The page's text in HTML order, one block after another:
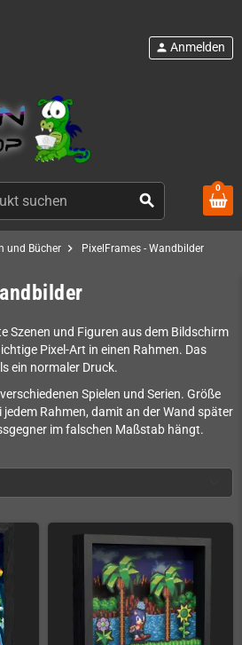
search
person Anmelden
0
und Bücher chevron_right PixelFrames - Wandbilder
Szenen und Figuren aus dem Bildschirm
Pixel-Art in einen Rahmen. Das
ein normaler Druck.
Spielen und Serien. Größe
Rahmen, damit an der Wand später
im falschen Maßstab hängt.